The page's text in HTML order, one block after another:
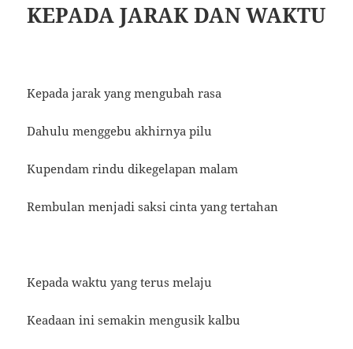
KEPADA JARAK DAN WAKTU
Kepada jarak yang mengubah rasa
Dahulu menggebu akhirnya pilu
Kupendam rindu dikegelapan malam
Rembulan menjadi saksi cinta yang tertahan
Kepada waktu yang terus melaju
Keadaan ini semakin mengusik kalbu